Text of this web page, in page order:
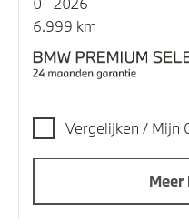
6.999 km
Vergelijken / Mijn